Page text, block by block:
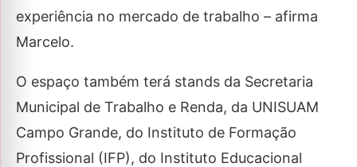
experiência no mercado de trabalho – afirma
Marcelo.
O espaço também terá stands da Secretaria
Municipal de Trabalho e Renda, da UNISUAM
Campo Grande, do Instituto de Formação
Profissional (IFP), do Instituto Educacional